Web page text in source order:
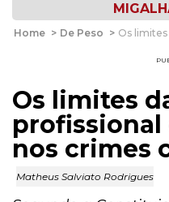
Home > De Peso > Os
Os limites
profissional
nos crimes
Matheus Salviato Rodrigues